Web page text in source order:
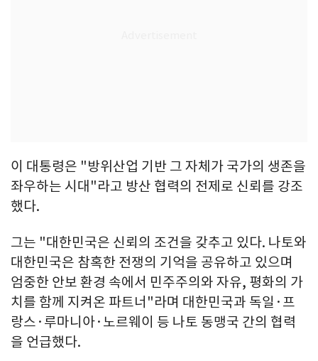
이 대통령은 "방위산업 기반 그 자체가 국가의 생존을
좌우하는 시대"라고 방산 협력의 전제로 신뢰를 강조
했다.
그는 "대한민국은 신뢰의 조건을 갖추고 있다. 나토와
대한민국은 참혹한 전쟁의 기억을 공유하고 있으며
엄중한 안보 환경 속에서 민주주의와 자유, 평화의 가
치를 함께 지켜온 파트너"라며 대한민국과 독일·프
랑스·루마니아·노르웨이 등 나토 동맹국 간의 협력
을 언급했다.